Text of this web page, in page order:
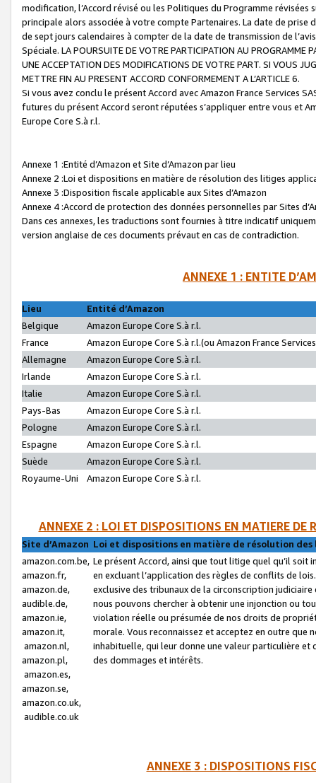
modification, l’Accord révisé ou les Politiques du Programme
principale alors associée à votre compte Partenaires. La date de
de sept jours calendaires à compter de la date de transmission de
Spéciale. LA POURSUITE DE VOTRE PARTICIPATION AU PROGRAMME
UNE ACCEPTATION DES MODIFICATIONS DE VOTRE PART. SI VOUS
METTRE FIN AU PRESENT ACCORD CONFORMEMENT A L’ARTICLE 6.
Si vous avez conclu le présent Accord avec Amazon France Services
futures du présent Accord seront réputées s’appliquer entre vous et
Europe Core S.à r.l.
Annexe 1 :Entité d’Amazon et Site d’Amazon par lieu
Annexe 2 :Loi et dispositions en matière de résolution des litiges
Annexe 3 :Disposition fiscale applicable aux Sites d’Amazon
Annexe 4 :Accord de protection des données personnelles par Sites
Dans ces annexes, les traductions sont fournies à titre indicatif
version anglaise de ces documents prévaut en cas de contradiction.
ANNEXE 1 : ENTITE
Lieu
Entité d’Amazon
Belgique
Amazon Europe Core S.à r.l.
France
Amazon Europe Core S.à r.l.(ou Amazon France
Allemagne
Amazon Europe Core S.à r.l.
Irlande
Amazon Europe Core S.à r.l.
Italie
Amazon Europe Core S.à r.l.
Pays-Bas
Amazon Europe Core S.à r.l.
Pologne
Amazon Europe Core S.à r.l.
Espagne
Amazon Europe Core S.à r.l.
Suède
Amazon Europe Core S.à r.l.
Royaume-Uni
Amazon Europe Core S.à r.l.
ANNEXE 2 : LOI ET DISPOSITIONS EN MATIERE DE
Site d’Amazon Loi et dispositions en matière de résolution
amazon.com.be,
amazon.fr,
amazon.de,
audible.de,
amazon.ie,
amazon.it,
amazon.nl,
amazon.pl,
amazon.es,
amazon.se,
amazon.co.uk,
audible.co.uk
Le présent Accord, ainsi que tout litige quel qu’il soit
en excluant l’application des règles de conflits de
exclusive des tribunaux de la circonscription
nous pouvons chercher à obtenir une injonction ou
violation réelle ou présumée de nos droits de
morale. Vous reconnaissez et acceptez en outre que
inhabituelle, qui leur donne une valeur particulière
des dommages et intérêts.
ANNEXE 3 : DISPOSITIONS